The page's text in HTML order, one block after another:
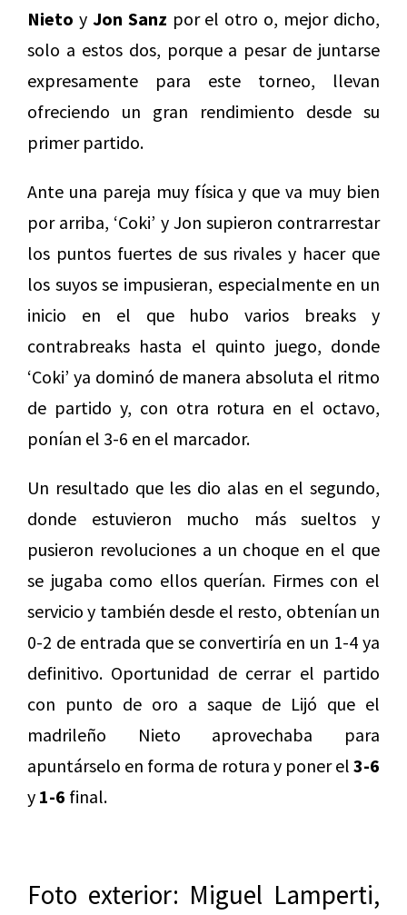
Nieto y Jon Sanz por el otro o, mejor dicho,
solo a estos dos, porque a pesar de juntarse
expresamente para este torneo, llevan
ofreciendo un gran rendimiento desde su
primer partido.
Ante una pareja muy física y que va muy bien
por arriba, ‘Coki’ y Jon supieron contrarrestar
los puntos fuertes de sus rivales y hacer que
los suyos se impusieran, especialmente en un
inicio en el que hubo varios breaks y
contrabreaks hasta el quinto juego, donde
‘Coki’ ya dominó de manera absoluta el ritmo
de partido y, con otra rotura en el octavo,
ponían el 3-6 en el marcador.
Un resultado que les dio alas en el segundo,
donde estuvieron mucho más sueltos y
pusieron revoluciones a un choque en el que
se jugaba como ellos querían. Firmes con el
servicio y también desde el resto, obtenían un
0-2 de entrada que se convertiría en un 1-4 ya
definitivo. Oportunidad de cerrar el partido
con punto de oro a saque de Lijó que el
madrileño Nieto aprovechaba para
apuntárselo en forma de rotura y poner el 3-6
y 1-6 final.
Foto exterior: Miguel Lamperti,